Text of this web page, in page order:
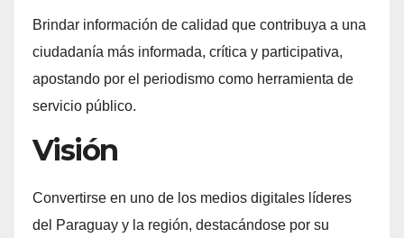
Brindar información de calidad que contribuya a una
ciudadanía más informada, crítica y participativa,
apostando por el periodismo como herramienta de
servicio público.
Visión
Convertirse en uno de los medios digitales líderes
del Paraguay y la región, destacándose por su